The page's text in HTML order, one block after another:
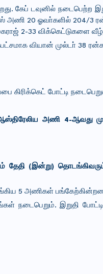
கேப் டவுனில் நடைபெற்ற
அணி 20 ஓவா்களில் 204/3
2-33 விக்கெட்டுகளை
வியான் முல்டா் 38
கிரிக்கெட் போட்டி
அணி 4-ஆவது
ம் தேதி (இன்று)
5 அணிகள்
இறுதி போட்டி